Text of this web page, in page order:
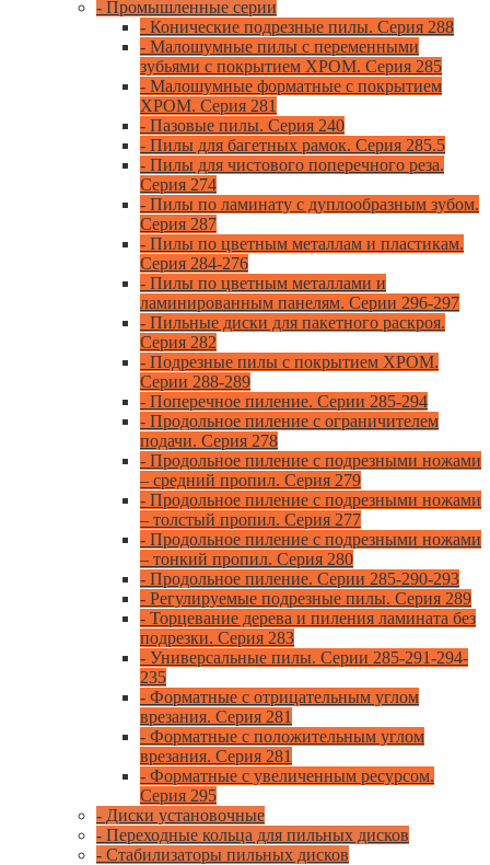
- Промышленные серии
- Конические подрезные пилы. Серия 288
- Малошумные пилы с переменными
зубьями с покрытием ХРОМ. Серия 285
- Малошумные форматные с покрытием
ХРОМ. Серия 281
- Пазовые пилы. Серия 240
- Пилы для багетных рамок. Серия 285.5
- Пилы для чистового поперечного реза.
Серия 274
- Пилы по ламинату с дуплообразным зубом.
Серия 287
- Пилы по цветным металлам и пластикам.
Серия 284-276
- Пилы по цветным металлами и
ламинированным панелям. Серии 296-297
- Пильные диски для пакетного раскроя.
Серия 282
- Подрезные пилы с покрытием ХРОМ.
Серии 288-289
- Поперечное пиление. Серии 285-294
- Продольное пиление с ограничителем
подачи. Серия 278
- Продольное пиление с подрезными ножами
– средний пропил. Серия 279
- Продольное пиление с подрезными ножами
– толстый пропил. Серия 277
- Продольное пиление с подрезными ножами
– тонкий пропил. Серия 280
- Продольное пиление. Серии 285-290-293
- Регулируемые подрезные пилы. Серия 289
- Торцевание дерева и пиления ламината без
подрезки. Серия 283
- Универсальные пилы. Серии 285-291-294-
235
- Форматные с отрицательным углом
врезания. Серия 281
- Форматные с положительным углом
врезания. Серия 281
- Форматные с увеличенным ресурсом.
Серия 295
- Диски установочные
- Переходные кольца для пильных дисков
- Стабилизаторы пильных дисков